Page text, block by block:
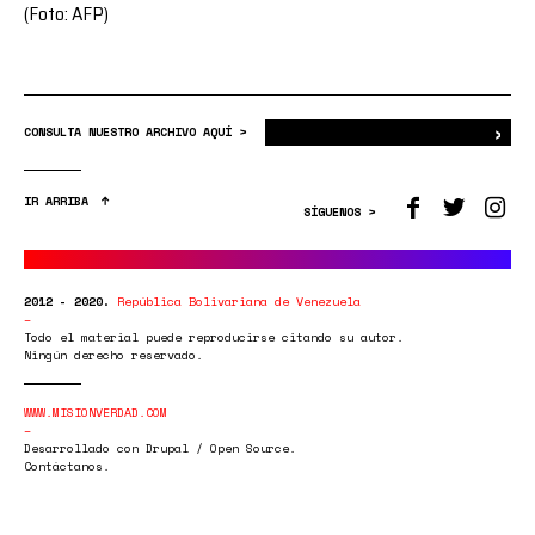
(Foto: AFP)
CONSULTA NUESTRO ARCHIVO AQUÍ > ›
IR ARRIBA
SÍGUENOS >
2012 - 2020. República Bolivariana de Venezuela
Todo el material puede reproducirse citando su autor.
Ningún derecho reservado.
WWW.MISIONVERDAD.COM
Desarrollado con Drupal / Open Source.
Contáctanos.